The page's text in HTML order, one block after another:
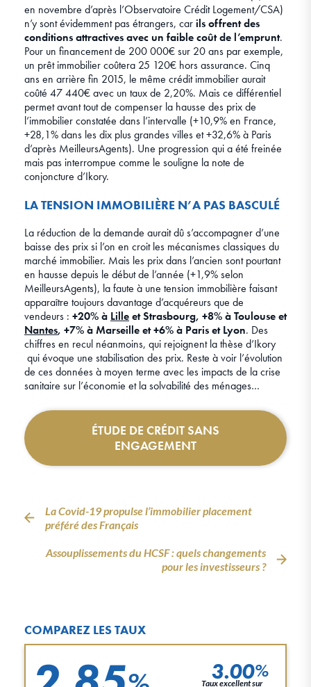
en novembre d’après l’Observatoire Crédit Logement/CSA)
n’y sont évidemment pas étrangers, carils offrent des
conditions attractives avec un faible coût de l’emprunt.
Pour un financement de 200 000€ sur 20 ans par exemple,
un prêt immobilier coûtera 25 120€ hors assurance. Cinq
ans en arrière fin 2015, le même crédit immobilier aurait
coûté 47 440€ avec un taux de 2,20%. Mais ce différentiel
permet avant tout de compenser la hausse des prix de
l’immobilier constatée dans l’intervalle (+10,9% en France,
+28,1% dans les dix plus grandes villes et +32,6% à Paris
d’après MeilleursAgents). Une progression qui a été freinée
mais pas interrompue comme le souligne la note de
conjoncture d’Ikory.
LA TENSION IMMOBILIÈRE N’A PAS BASCULÉ
La réduction de la demande aurait dû s’accompagner d’une
baisse des prix si l’on en croit les mécanismes classiques du
marché immobilier. Mais les prix dans l’ancien sont pourtant
en hausse depuis le début de l’année (+1,9% selon
MeilleursAgents), la faute à une tension immobilière faisant
apparaître toujours davantage d’acquéreurs que de
vendeurs : +20% à Lilleet Strasbourg, +8% à Toulouse et
Nantes, +7% à Marseille et +6% à Paris et Lyon. Des
chiffres en recul néanmoins, qui rejoignent la thèse d’Ikory
qui évoque une stabilisation des prix. Reste à voir l’évolution
de ces données à moyen terme avec les impacts de la crise
sanitaire sur l’économie et la solvabilité des ménages…
ÉTUDE DE CRÉDIT SANS
ENGAGEMENT
La Covid-19 propulse l’immobilier placement
préféré des Français
Assouplissements du HCSF : quels changements
pour les investisseurs ?
COMPAREZ LES TAUX
3.00%
Taux excellent sur